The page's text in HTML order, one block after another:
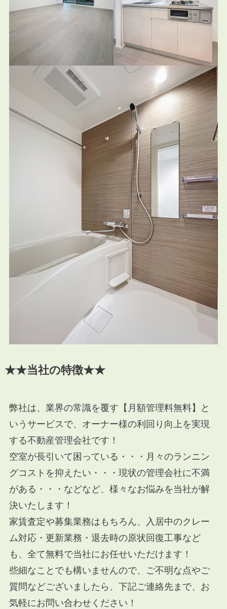
★★当社の特徴★★
弊社は、業界の常識を覆す【月額管理料無料】と
いうサービスで、オーナー様の利回り向上を実現
する不動産管理会社です！
空室が長引いて困っている・・・月々のランニン
グコストを抑えたい・・・現状の管理会社に不満
がある・・・などなど、様々なお悩みを当社が解
決いたします！
家賃査定や募集業務はもちろん、入居中のクレー
ム対応・更新業務・退去時の原状回復工事など
も、全て無料で当社にお任せいただけます！
些細なことでも構いませんので、ご不明な点やご
質問などございましたら、下記ご連絡先まで、お
気軽にお問い合わせください！